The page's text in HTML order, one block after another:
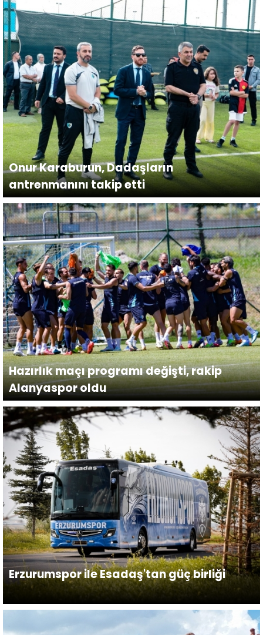
Onur Karaburun, Dadaşların
antrenmanını takip etti
Hazırlık maçı programı değişti, rakip
Alanyaspor oldu
Erzurumspor ile Esadaş'tan güç birliği